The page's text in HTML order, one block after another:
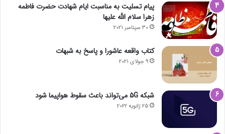
پیام تسلیت به مناسبت ایام شهادت حضرت فاطمه
زهرا سلام الله علیها
30 سپتامبر 2021
کتاب واقعه عاشورا و پاسخ به شبهات
9 جولای 2021
شبکه 5G می‌تواند باعث سقوط هواپیما شود
25 ژانویه 2022